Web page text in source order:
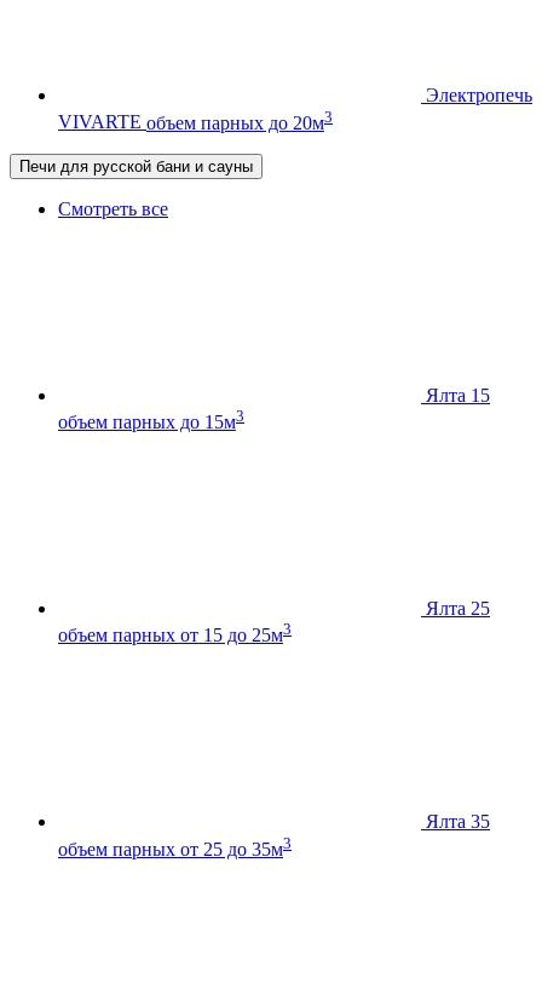
Электропечь
VIVARTE объем парных до 20м3
Печи для русской бани и сауны
Смотреть все
Ялта 15
объем парных до 15м3
Ялта 25
объем парных от 15 до 25м3
Ялта 35
объем парных от 25 до 35м3